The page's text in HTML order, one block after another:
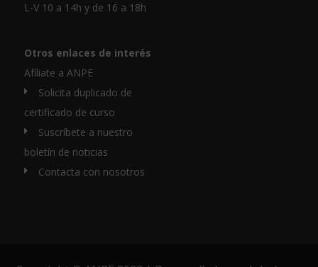
L-V 10 a 14h y de 16 a 18h
Otros enlaces de interés
Afíliate a ANPE
Solicita duplicado de
certificado de curso
Suscríbete a nuestro
boletín de noticias
Contacta con nosotros